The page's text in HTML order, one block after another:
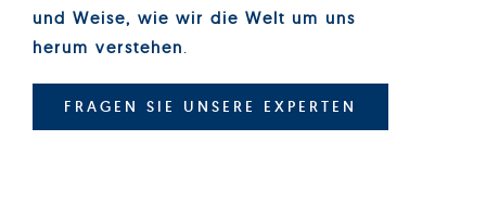
und Weise, wie wir die Welt um uns
herum verstehen
FRAGEN SIE UNSERE EXPERTEN